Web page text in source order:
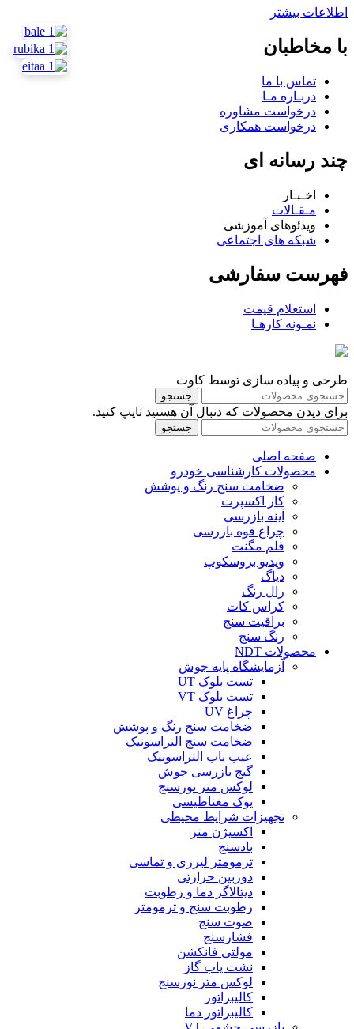
اطلاعات بیشتر
با مخاطبان
تماس با ما
دربـاره مـا
درخواست مشاوره
درخواست همکاری
چند رسانه ای
اخـبـار
مـقـالات
ویدئوهای آموزشی
شبکه های اجتماعی
فهرست سفارشی
استعلام قیمت
نمـونه کارهـا
طرحی و پیاده سازی توسط کاوت
جستجو
برای دیدن محصولات که دنبال آن هستید تایپ کنید.
جستجو
صفحه اصلی
محصولات کارشناسی خودرو
ضخامت سنج رنگ و پوشش
کار اکسپرت
آینه بازرسی
چراغ قوه بازرسی
قلم مگنت
ویدیو بروسکوپ
دیاگ
رال رنگ
کراس کات
براقیت سنج
رنگ سنج
محصولات NDT
آزمایشگاه پایه جوش
تست بلوک UT
تست بلوک VT
چراغ UV
ضخامت سنج رنگ و پوشش
ضخامت سنج التراسونیک
عیب یاب التراسونیک
گیج بازرسی جوش
لوکس متر نورسنج
یوک مغناطیسی
تجهیزات شرایط محیطی
اکسیژن متر
بادسنج
ترمومتر لیزری و تماسی
دوربین حرارتی
دیتالاگر دما و رطوبت
رطوبت سنج و ترمومتر
صوت سنج
فشارسنج
مولتی فانکشن
نشت یاب گاز
لوکس متر نورسنج
کالیبراتور
کالیبراتور دما